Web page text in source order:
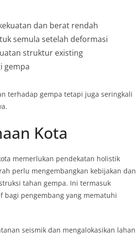
dan berat rendah
semula setelah deformasi
struktur existing
gempa
terhadap gempa tetapi juga seringkali
Kota
memerlukan pendekatan holistik
perlu mengembangkan kebijakan dan
tahan gempa. Ini termasuk
bagi pengembang yang mematuhi
seismik dan mengalokasikan lahan